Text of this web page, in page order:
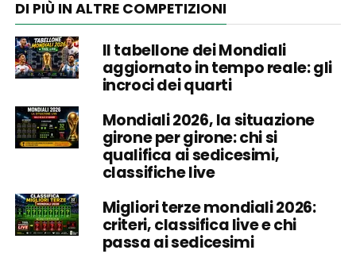
DI PIÙ IN ALTRE COMPETIZIONI
Il tabellone dei Mondiali
aggiornato in tempo reale: gli
incroci dei quarti
Mondiali 2026, la situazione
girone per girone: chi si
qualifica ai sedicesimi,
classifiche live
Migliori terze mondiali 2026:
criteri, classifica live e chi
passa ai sedicesimi